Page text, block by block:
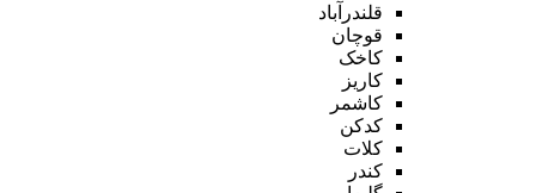
قلندرآباد
قوچان
کاخک
کاریز
کاشمر
کدکن
کلات
کندر